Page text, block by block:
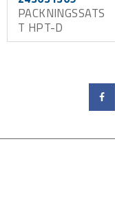
PACKNINGSSATS
T HPT-D